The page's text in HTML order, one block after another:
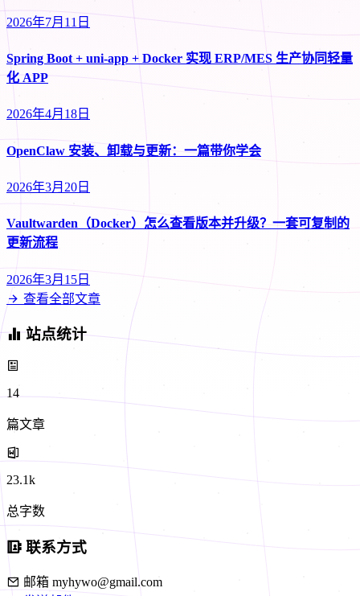
2026年7月11日
Spring Boot + uni-app + Docker 实现 ERP/MES 生产协同轻量
化 APP
2026年4月18日
OpenClaw 安装、卸载与更新：一篇带你学会
2026年3月20日
Vaultwarden（Docker）怎么查看版本并升级？一套可复制的
更新流程
2026年3月15日
查看全部文章
站点统计
14
篇文章
23.1k
总字数
联系方式
邮箱 myhywo@gmail.com